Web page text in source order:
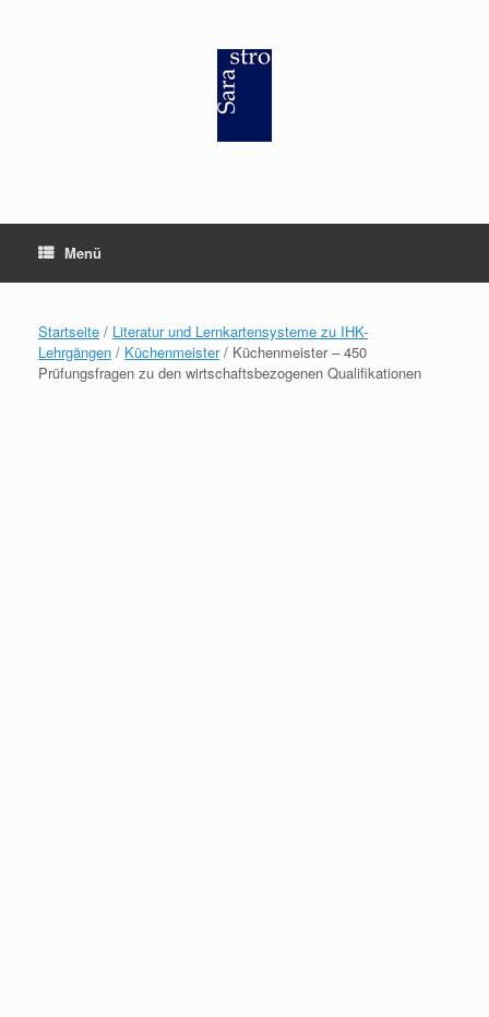
Menü
Startseite / Literatur und Lernkartensysteme zu IHK-
Lehrgängen / Küchenmeister/ Küchenmeister – 450
Prüfungsfragen zu den wirtschaftsbezogenen Qualifikationen